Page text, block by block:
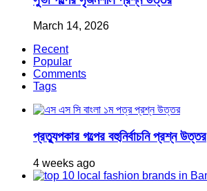
March 14, 2026
Recent
Popular
Comments
Tags
প্রত্যুপকার গল্পের বহুনির্বাচনি প্রশ্ন উত্তর
4 weeks ago